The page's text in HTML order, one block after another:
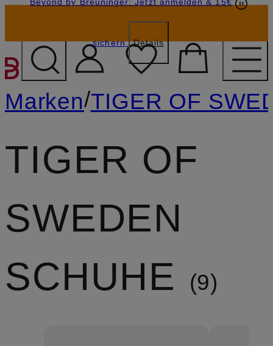
ZUM HAUPTINHALT
sichern Details
GESCHENK20
Marken/TIGER OF
TIGER OF
SWEDEN
SCHUHE
9